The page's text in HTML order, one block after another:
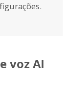
voz AI